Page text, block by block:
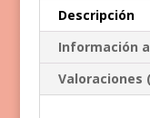
Descripción
Información
Valoraciones